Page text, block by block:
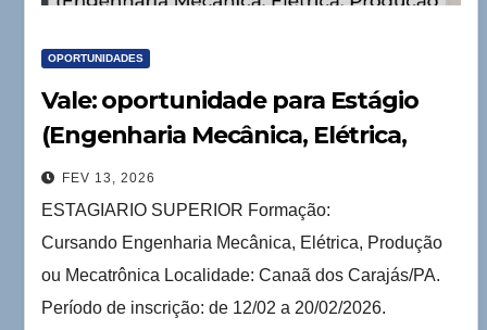
OPORTUNIDADES
Vale: oportunidade para Estágio
(Engenharia Mecânica, Elétrica,
Produção ou Mecatrônica)
FEV 13, 2026
ESTAGIARIO SUPERIOR Formação:
Cursando Engenharia Mecânica, Elétrica, Produção
ou Mecatrônica Localidade: Canaã dos Carajás/PA.
Período de inscrição: de 12/02 a 20/02/2026.